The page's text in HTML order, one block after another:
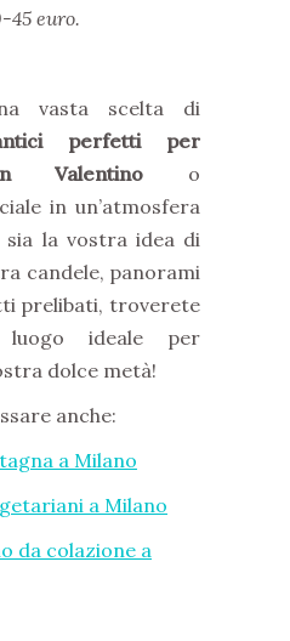
45 euro.
vasta scelta di
perfetti per
Valentino o
in un’atmosfera
sia la vostra idea di
candele, panorami
prelibati, troverete
luogo ideale per
dolce metà!
anche:
a Milano
a Milano
da colazione a